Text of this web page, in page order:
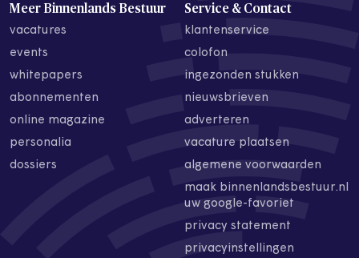
Meer Binnenlands Bestuur
vacatures
events
whitepapers
abonnementen
online magazine
personalia
dossiers
Service & Contact
klantenservice
colofon
ingezonden stukken
nieuwsbrieven
adverteren
vacature plaatsen
algemene voorwaarden
maak binnenlandsbestuur.nl
uw google-favoriet
privacy statement
privacyinstellingen